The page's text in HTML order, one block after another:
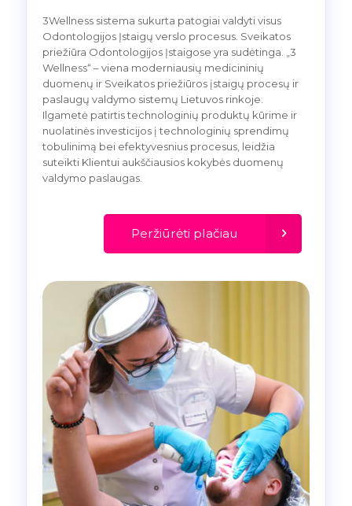
3Wellness sistema sukurta patogiai valdyti visus
Odontologijos Įstaigų verslo procesus. Sveikatos
priežiūra Odontologijos Įstaigose yra sudėtinga. „3
Wellness“ – viena moderniausių medicininių
duomenų ir Sveikatos priežiūros įstaigų procesų ir
paslaugų valdymo sistemų Lietuvos rinkoje.
Ilgametė patirtis technologinių produktų kūrime ir
nuolatinės investicijos į technologinių sprendimų
tobulinimą bei efektyvesnius procesus, leidžia
suteikti Klientui aukščiausios kokybės duomenų
valdymo paslaugas.
Peržiūrėti plačiau